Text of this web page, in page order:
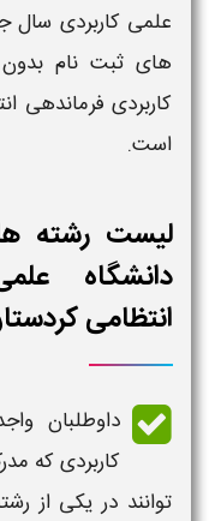
علمی کاربردی سال
های ثبت نام بدون
کاربردی فرماندهی
است.
لیست رشته
دانشگاه
انتظامی کردستان
داوطلبان
کاربردی که
توانند در یکی از